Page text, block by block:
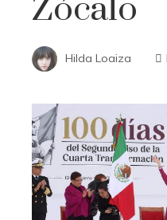
Zócalo
Hilda Loaiza